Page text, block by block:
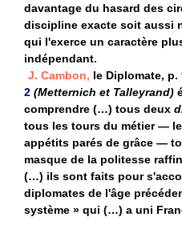
davantage du hasard des
discipline exacte soit aussi
qui l'exerce un caractère
indépendant.
J. Cambon, le Diplomate, p.
2 (Metternich et Talleyrand)
comprendre (…) tous deux
tous les tours du métier —
appétits parés de grâce —
masque de la politesse
(…) ils sont faits pour
diplomates de l'âge
système » qui (…) a uni